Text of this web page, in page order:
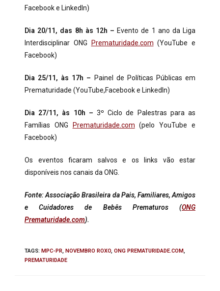
Facebook e LinkedIn)
Dia 20/11, das 8h às 12h – Evento de 1 ano da Liga
Interdisciplinar ONG
Prematuridade.com (YouTube e
Facebook)
Dia 25/11, às 17h – Painel de Políticas Públicas em
Prematuridade (YouTube,Facebook e LinkedIn)
Dia 27/11, às 10h – 3º Ciclo de Palestras para as
Famílias ONG
Prematuridade.com (pelo YouTube e
Facebook)
Os eventos ficaram salvos e os links vão estar
disponíveis nos canais da ONG.
Fonte: Associação Brasileira da Pais, Familiares, Amigos
e Cuidadores de Bebês Prematuros (ONG
Prematuridade.com).
TAGS: MPC-PR, NOVEMBRO ROXO, ONG PREMATURIDADE.COM,
PREMATURIDADE